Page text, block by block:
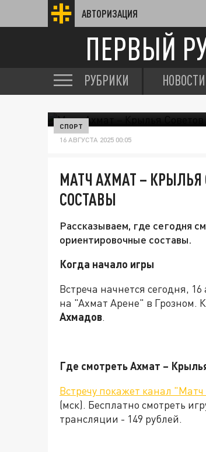
АВТОРИЗАЦИЯ
ПЕРВЫЙ
РУБРИКИ НОВОСТИ
СПОРТ
16 АВГУСТА 2025 00:05
МАТЧ АХМАТ – КРЫЛЬЯ
СОСТАВЫ
Рассказываем, где сегодня
ориентировочные составы.
Когда начало игры
Встреча начнется сегодня,
на "Ахмат Арене" в Грозном.
Ахмадов.
Где смотреть Ахмат –
Встречу покажет канал
(мск). Бесплатно смотреть
трансляции - 149 рублей.